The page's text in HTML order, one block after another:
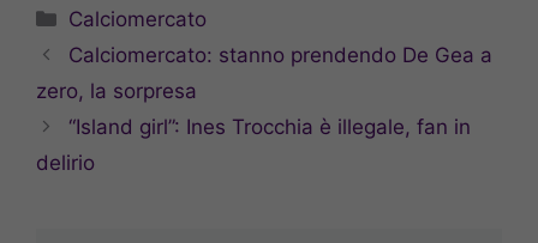
Categorie
Calciomercato
Calciomercato: stanno prendendo De Gea a
zero, la sorpresa
“Island girl”: Ines Trocchia è illegale, fan in
delirio